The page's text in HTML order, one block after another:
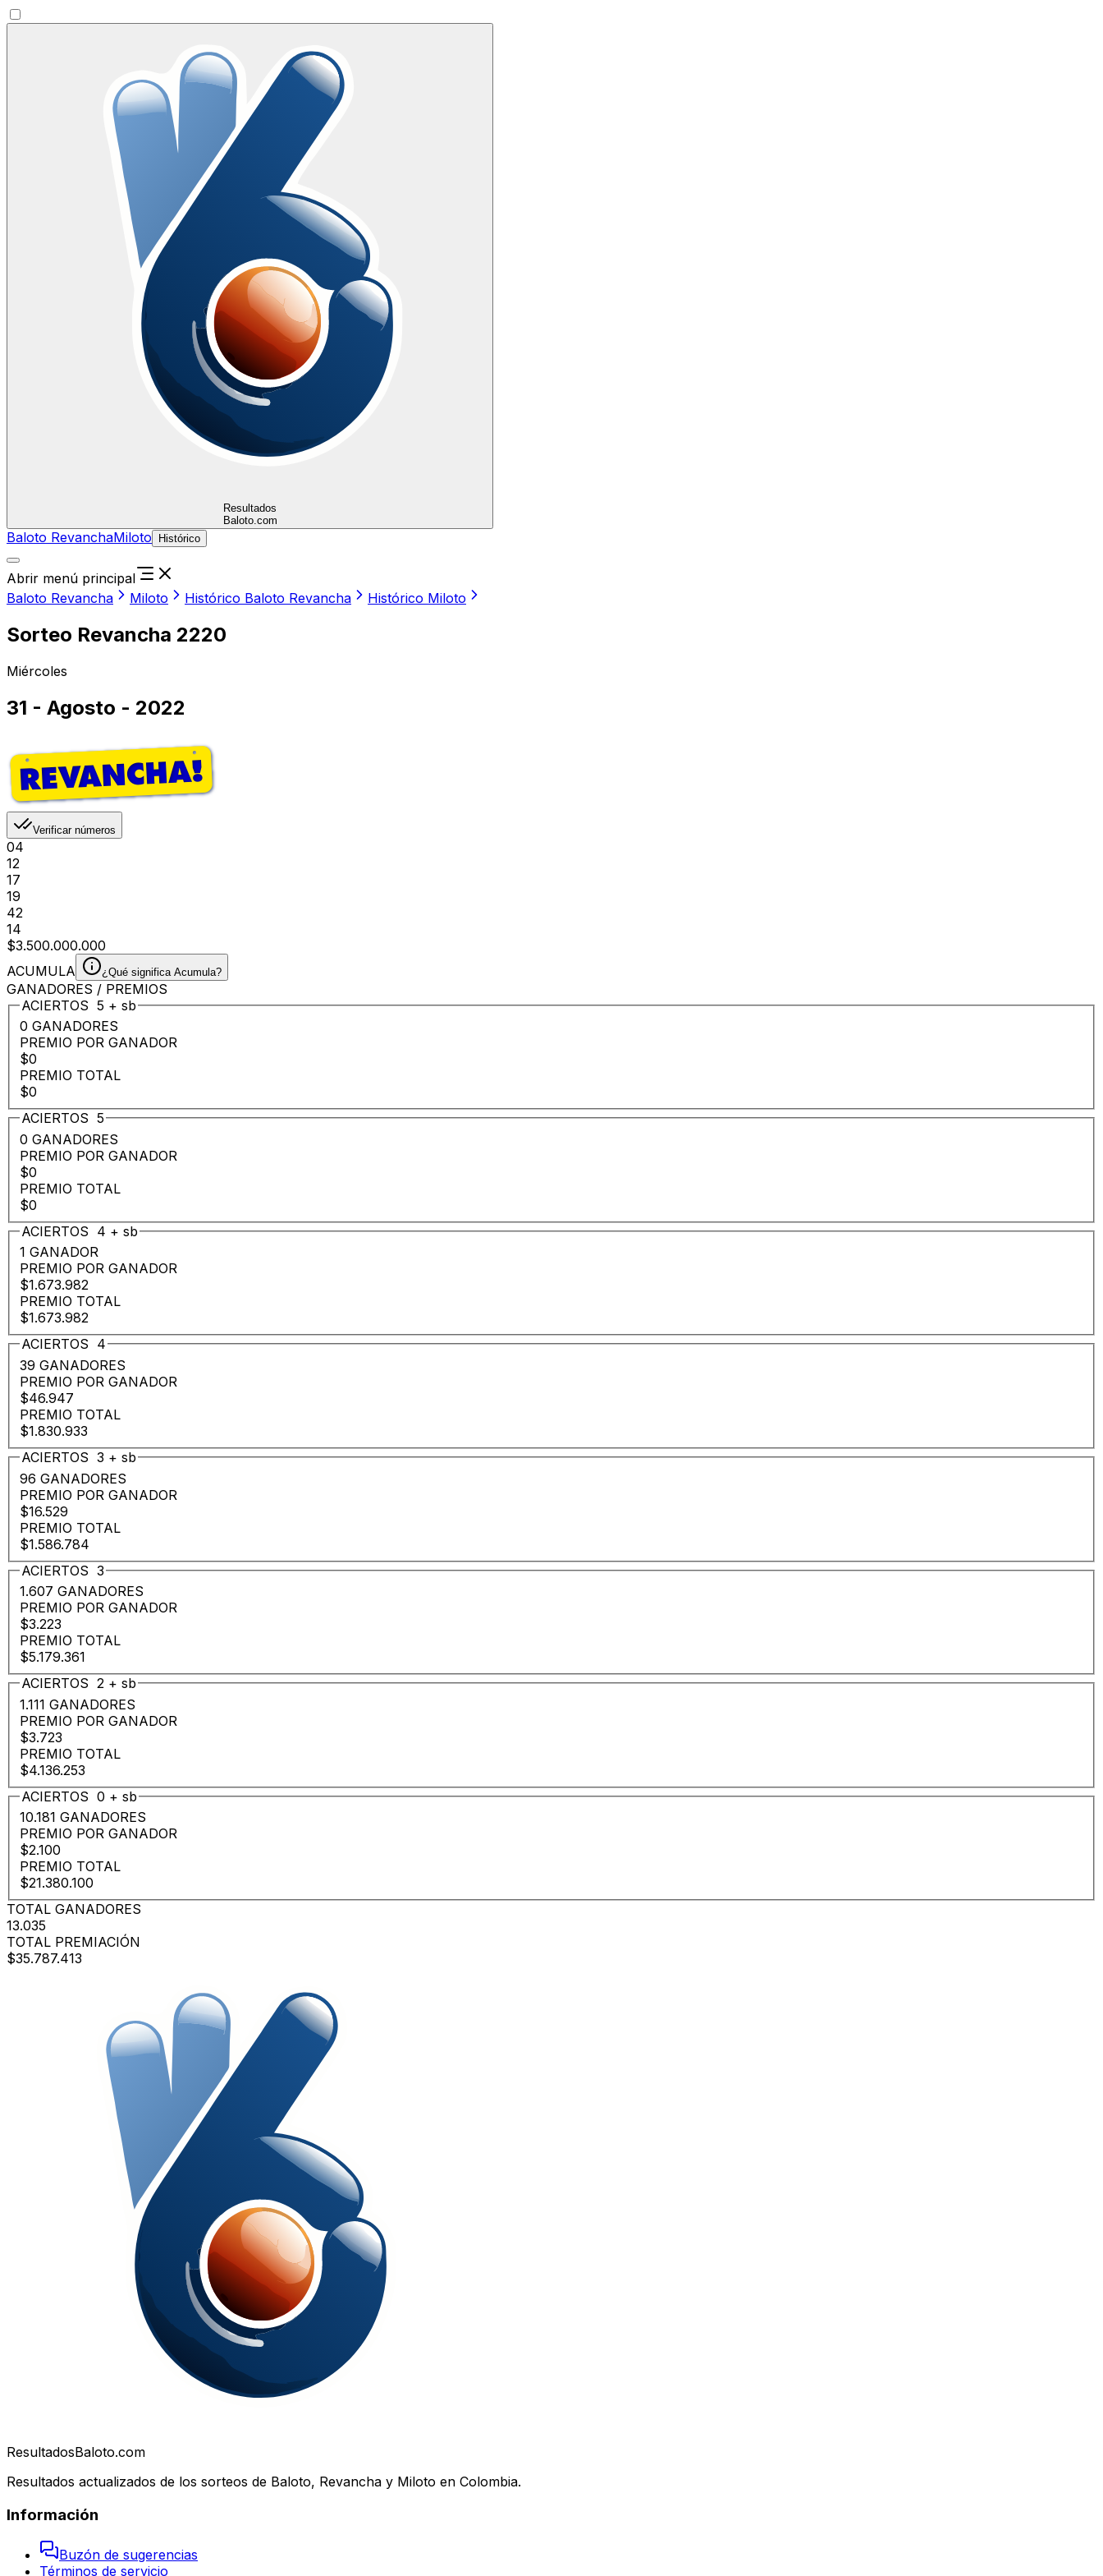
Resultados
Baloto.com
Baloto RevanchaMiloto Histórico
Abrir menú principal
Baloto Revancha
Miloto Histórico Baloto Revancha Histórico Miloto
Sorteo Revancha 2220
Miércoles
31 - Agosto - 2022
Verificar números
04
12
17
19
42
14
$3.500.000.000
ACUMULA
¿Qué significa Acumula?
GANADORES / PREMIOS
ACIERTOS 5 + sb
0 GANADORES
PREMIO POR GANADOR
$0
PREMIO TOTAL
$0
ACIERTOS 5
0 GANADORES
PREMIO POR GANADOR
$0
PREMIO TOTAL
$0
ACIERTOS 4 + sb
1 GANADOR
PREMIO POR GANADOR
$1.673.982
PREMIO TOTAL
$1.673.982
ACIERTOS 4
39 GANADORES
PREMIO POR GANADOR
$46.947
PREMIO TOTAL
$1.830.933
ACIERTOS 3 + sb
96 GANADORES
PREMIO POR GANADOR
$16.529
PREMIO TOTAL
$1.586.784
ACIERTOS 3
1.607 GANADORES
PREMIO POR GANADOR
$3.223
PREMIO TOTAL
$5.179.361
ACIERTOS 2 + sb
1.111 GANADORES
PREMIO POR GANADOR
$3.723
PREMIO TOTAL
$4.136.253
ACIERTOS 0 + sb
10.181 GANADORES
PREMIO POR GANADOR
$2.100
PREMIO TOTAL
$21.380.100
TOTAL GANADORES
13.035
TOTAL PREMIACIÓN
$35.787.413
ResultadosBaloto.com
Resultados actualizados de los sorteos de Baloto, Revancha y Miloto en Colombia.
Información
Buzón de sugerencias
Términos de servicio